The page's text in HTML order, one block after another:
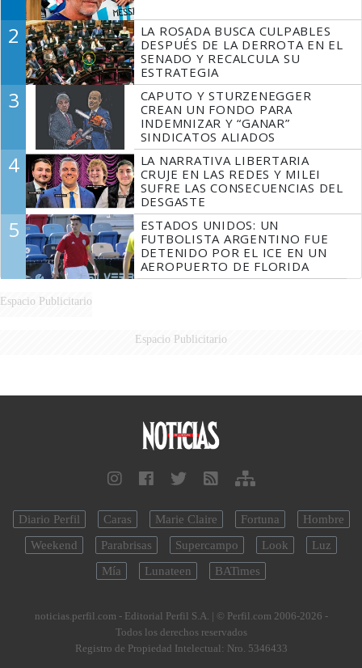
2
LA ROSADA BUSCA CULPABLES
DESPUÉS DE LA DERROTA EN EL
SENADO Y RECALCULA SU
ESTRATEGIA
3
CAPUTO Y STURZENEGGER
CREAN UN FONDO PARA
INDEMNIZAR Y “GANAR”
SINDICATOS ALIADOS
4
LA NARRATIVA LIBERTARIA
CRUJE EN LAS REDES Y MILEI
SUFRE LAS CONSECUENCIAS DEL
DESGASTE
5
ESTADOS UNIDOS: UN
FUTBOLISTA ARGENTINO FUE
DETENIDO POR EL ICE EN UN
AEROPUERTO DE FLORIDA
Espacio Publicitario
Espacio Publicitario
Diario Perfil Caras Marie Claire Fortuna
Hombre
Weekend
Parabrisas Supercampo Look
Luz
Mía
Lunateen BATimes
noticias.perfil.com - Editorial Perfil S.A. | © Perfil.com 2006-2026 -
Todos los derechos reservados
Registro de Propiedad Intelectual: Nro. 5346433